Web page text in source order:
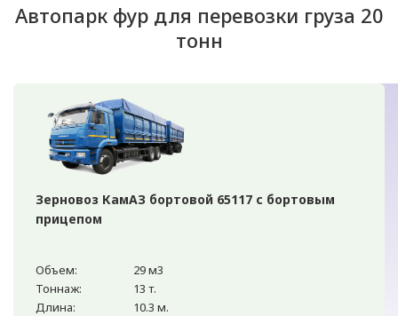
Автопарк фур для перевозки груза 20
тонн
Зерновоз КамАЗ бортовой 65117 с бортовым
прицепом
Объем:
29 м3
Тоннаж:
13 т.
Длина:
10.3 м.